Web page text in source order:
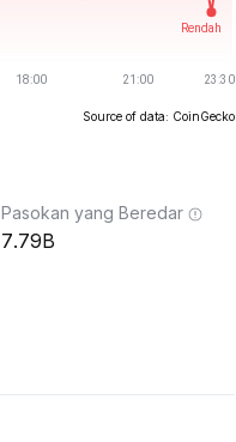
Source of data: CoinGecko
Pasokan yang Beredar
7.79B